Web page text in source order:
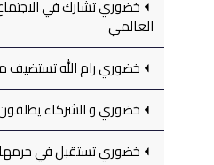
خضوري تشارك في
العالمي
خضوري رام الله تستضيف
خضوري و الشركاء
خضوري تستقبل في حرمها